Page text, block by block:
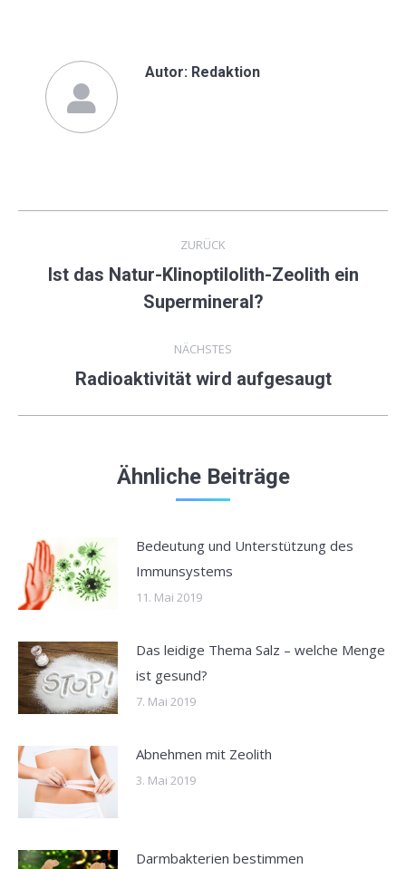
Autor: Redaktion
Kommentarnavigation
ZURÜCK
Vorheriger
Beitrag:
Ist das Natur-Klinoptilolith-Zeolith ein
Supermineral?
NÄCHSTES
Nächster
Radioaktivität wird aufgesaugt
Ähnliche Beiträge
Bedeutung und Unterstützung des
Immunsystems
11. Mai 2019
Das leidige Thema Salz – welche Menge
ist gesund?
7. Mai 2019
Abnehmen mit Zeolith
3. Mai 2019
Darmbakterien bestimmen